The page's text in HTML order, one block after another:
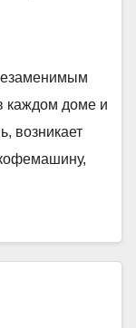
каждом доме и
возникает